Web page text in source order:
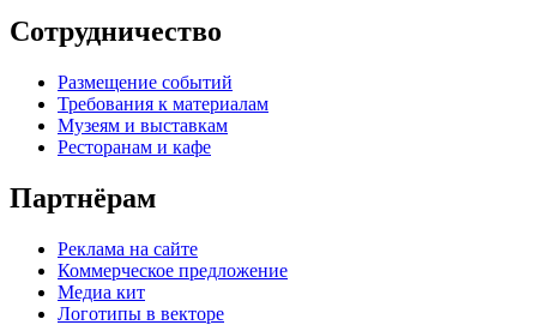
Сотрудничество
Размещение событий
Требования к материалам
Музеям и выставкам
Ресторанам и кафе
Партнёрам
Реклама на сайте
Коммерческое предложение
Медиа кит
Логотипы в векторе